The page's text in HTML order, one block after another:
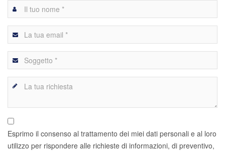
Esprimo il consenso al trattamento dei miei dati personali e al loro
utilizzo per rispondere alle richieste di informazioni, di preventivo,